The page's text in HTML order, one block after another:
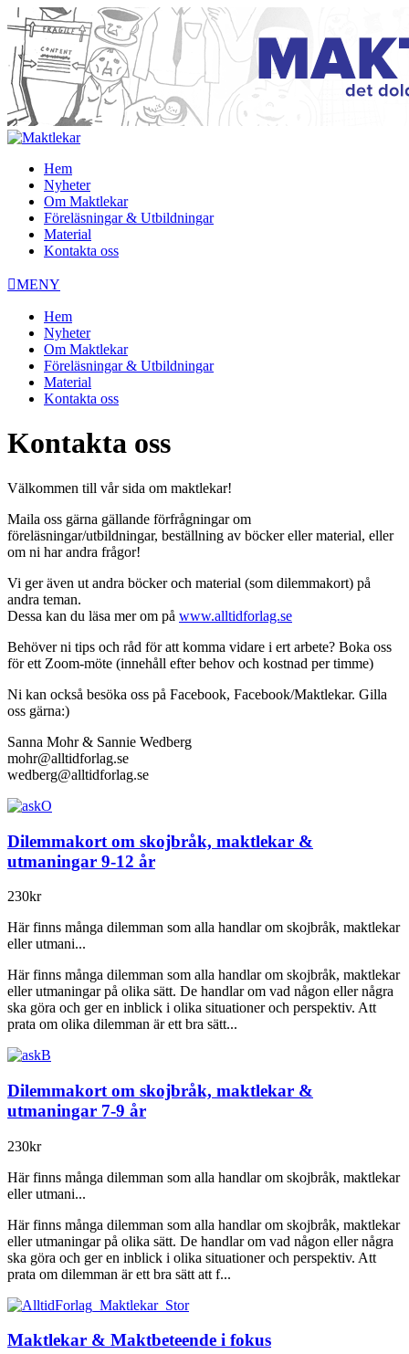
Hem
Nyheter
Om Maktlekar
Föreläsningar & Utbildningar
Material
Kontakta oss
MENY
Hem
Nyheter
Om Maktlekar
Föreläsningar & Utbildningar
Material
Kontakta oss
Kontakta oss
Välkommen till vår sida om maktlekar!
Maila oss gärna gällande förfrågningar om
föreläsningar/utbildningar, beställning av böcker eller material, eller
om ni har andra frågor!
Vi ger även ut andra böcker och material (som dilemmakort) på
andra teman.
Dessa kan du läsa mer om på www.alltidforlag.se
Behöver ni tips och råd för att komma vidare i ert arbete? Boka oss
för ett Zoom-möte (innehåll efter behov och kostnad per timme)
Ni kan också besöka oss på Facebook, Facebook/Maktlekar. Gilla
oss gärna:)
Sanna Mohr & Sannie Wedberg
mohr@alltidforlag.se
wedberg@alltidforlag.se
Dilemmakort om skojbråk, maktlekar &
utmaningar 9-12 år
230kr
Här finns många dilemman som alla handlar om skojbråk, maktlekar
eller utmani...
Här finns många dilemman som alla handlar om skojbråk, maktlekar
eller utmaningar på olika sätt. De handlar om vad någon eller några
ska göra och ger en inblick i olika situationer och perspektiv. Att
prata om olika dilemman är ett bra sätt...
Dilemmakort om skojbråk, maktlekar &
utmaningar 7-9 år
230kr
Här finns många dilemman som alla handlar om skojbråk, maktlekar
eller utmani...
Här finns många dilemman som alla handlar om skojbråk, maktlekar
eller utmaningar på olika sätt. De handlar om vad någon eller några
ska göra och ger en inblick i olika situationer och perspektiv. Att
prata om dilemman är ett bra sätt att f...
Maktlekar & Maktbeteende i fokus